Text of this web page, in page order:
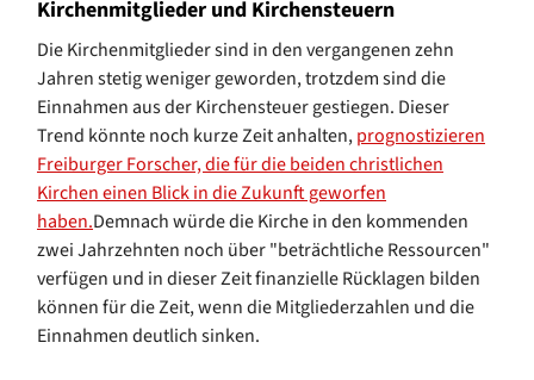
Kirchenmitglieder und Kirchensteuern
Die Kirchenmitglieder sind in den vergangenen zehn
Jahren stetig weniger geworden, trotzdem sind die
Einnahmen aus der Kirchensteuer gestiegen. Dieser
Trend könnte noch kurze Zeit anhalten,prognostizieren
Freiburger Forscher, die für die beiden christlichen
Kirchen einen Blick in die Zukunft geworfen
haben.Demnach würde die Kirche in den kommenden
zwei Jahrzehnten noch über "beträchtliche Ressourcen"
verfügen und in dieser Zeit finanzielle Rücklagen bilden
können für die Zeit, wenn die Mitgliederzahlen und die
Einnahmen deutlich sinken.